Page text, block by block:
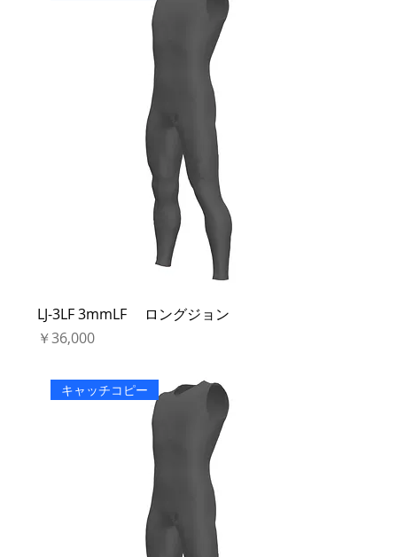
LJ-3LF 3mmLF ロングジョン
価格
￥36,000
キャッチコピー